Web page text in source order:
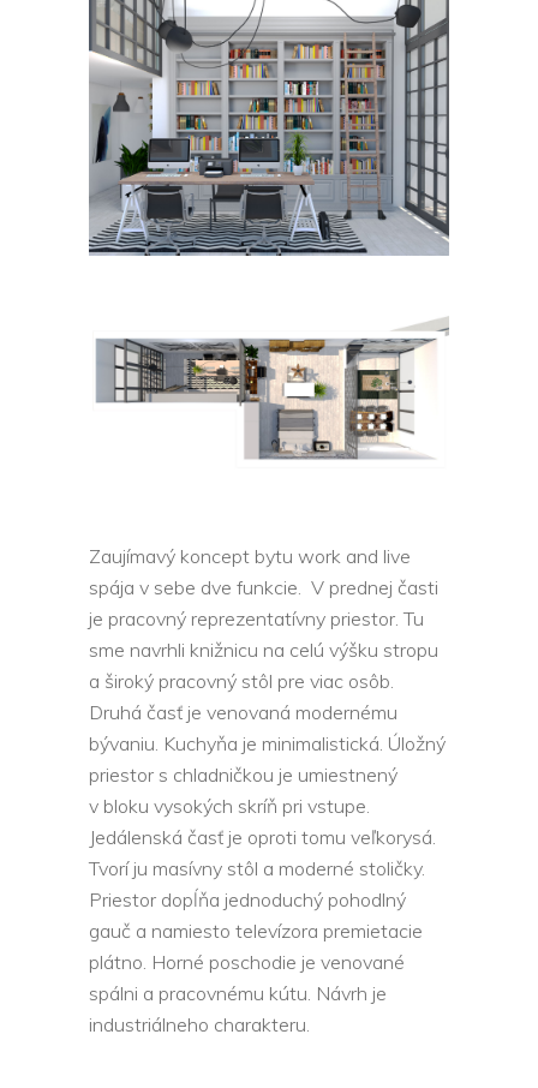
Zaujímavý koncept bytu work and live
spája v sebe dve funkcie. V prednej časti
je pracovný reprezentatívny priestor. Tu
sme navrhli knižnicu na celú výšku stropu
a široký pracovný stôl pre viac osôb.
Druhá časť je venovaná modernému
bývaniu. Kuchyňa je minimalistická. Úložný
priestor s chladničkou je umiestnený
v bloku vysokých skríň pri vstupe.
Jedálenská časť je oproti tomu veľkorysá.
Tvorí ju masívny stôl a moderné stoličky.
Priestor dopĺňa jednoduchý pohodlný
gauč a namiesto televízora premietacie
plátno. Horné poschodie je venované
spálni a pracovnému kútu. Návrh je
industriálneho charakteru.